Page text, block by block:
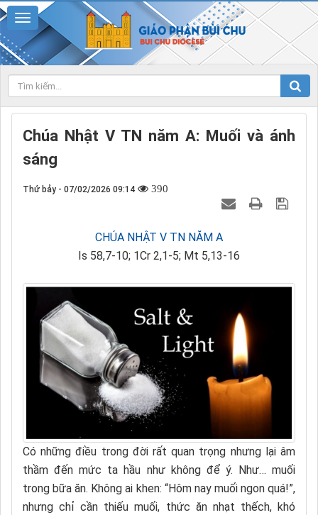
Chúa Nhật V TN năm A: Muối và ánh
sáng
Thứ bảy - 07/02/2026 09:14 390
CHÚA NHẬT V TN NĂM A
Is 58,7-10; 1Cr 2,1-5; Mt 5,13-16
Có những điều trong đời rất quan trọng nhưng lại âm
thầm đến mức ta hầu như không để ý. Như… muối
trong bữa ăn. Không ai khen: “Hôm nay muối ngon quá!”,
nhưng chỉ cần thiếu muối, thức ăn nhạt thếch, khó